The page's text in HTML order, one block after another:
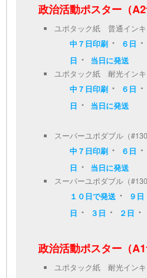
政治活動ポスター（A2
ユポタック紙 普通インキ
中７日印刷 ・ ６日 ・
日 ・
当日に発送
ユポタック紙 耐光インキ
中７日印刷 ・ ６日 ・
日 ・ 当日に発送
スーパーユポダブル（
中７日印刷 ・ ６日 ・
日 ・
当日に発送
スーパーユポダブル（
１０日で発送 ・ ９日
日 ・ ３日 ・ ２日
政治活動ポスター（A1
ユポタック紙 耐光インキ